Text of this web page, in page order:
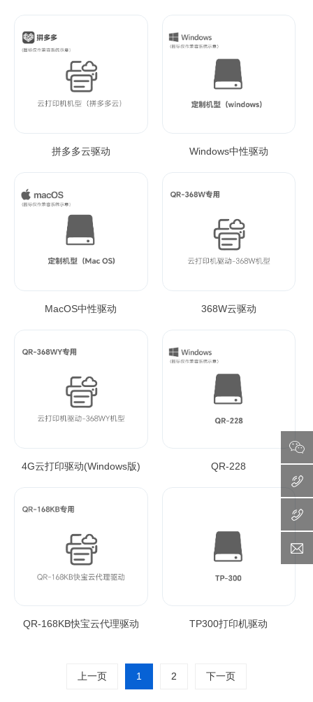
拼多多云驱动 Windows中性驱动
MacOS中性驱动 368W云驱动
4G云打印驱动(Windows版) QR-228
QR-168KB快宝云代理驱动 TP300打印机驱动
上一页 1 2 下一页